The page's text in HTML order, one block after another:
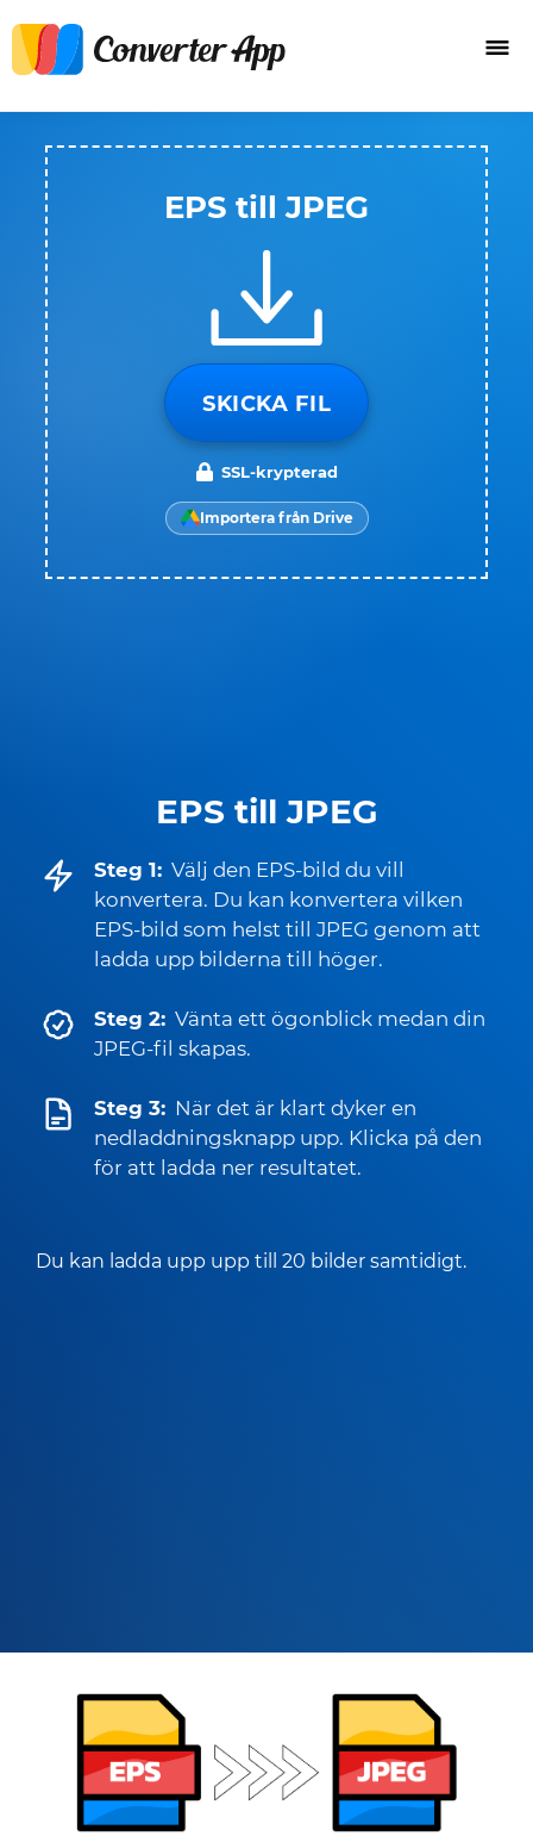
EPS till JPEG
Steg 1: Välj den EPS-bild du vill
konvertera. Du kan konvertera vilken
EPS-bild som helst till JPEG genom att
ladda upp bilderna till höger.
Steg 2: Vänta ett ögonblick medan din
JPEG-fil skapas.
Steg 3: När det är klart dyker en
nedladdningsknapp upp. Klicka på den
för att ladda ner resultatet.
Du kan ladda upp upp till 20 bilder samtidigt.
EPS till JPEG
SKICKA FIL
SSL-krypterad
Importera från Drive